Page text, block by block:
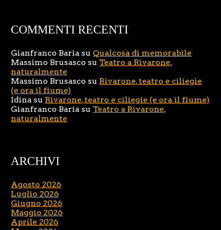
COMMENTI RECENTI
Gianfranco Baria su Qualcosa di memorabile
Massimo Brusasco su Teatro a Rivarone,
naturalmente
Massimo Brusasco su Rivarone, teatro e ciliegie
(e ora il fiume)
Idina su Rivarone, teatro e ciliegie (e ora il fiume)
Gianfranco Baria su Teatro a Rivarone,
naturalmente
ARCHIVI
Agosto 2026
Luglio 2026
Giugno 2026
Maggio 2026
Aprile 2026